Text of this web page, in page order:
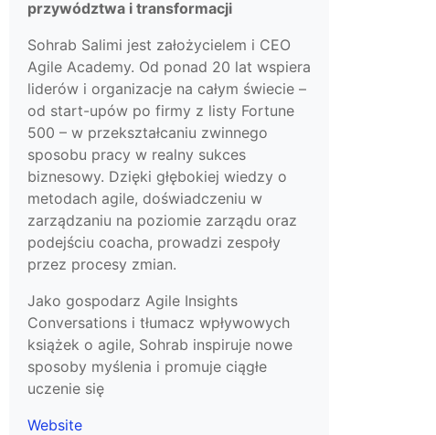
przywództwa i transformacji
Sohrab Salimi jest założycielem i CEO
Agile Academy. Od ponad 20 lat wspiera
liderów i organizacje na całym świecie –
od start-upów po firmy z listy Fortune
500 – w przekształcaniu zwinnego
sposobu pracy w realny sukces
biznesowy. Dzięki głębokiej wiedzy o
metodach agile, doświadczeniu w
zarządzaniu na poziomie zarządu oraz
podejściu coacha, prowadzi zespoły
przez procesy zmian.
Jako gospodarz Agile Insights
Conversations i tłumacz wpływowych
książek o agile, Sohrab inspiruje nowe
sposoby myślenia i promuje ciągłe
uczenie się
Website